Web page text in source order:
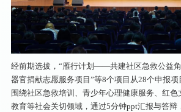
经前期选拔，“雁行计划——共建社区急救公益角
器官捐献志愿服务项目”等8个项目从28个申报
围绕社区急救培训、青少年心理健康服务、红
教育等社会关切领域，通过5分钟ppt汇报与答辩